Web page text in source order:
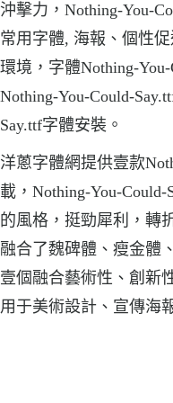
沖擊力，Nothing-You-
常用字體, 海報、個性
環境，字體Nothing-
Nothing-You-Could-
Say.ttf字體安裝。
洋蔥字體網提供壹款
載，Nothing-You-
的風格，挺勁犀利，轉
融合了魏碑體、瘦金體
壹個融合藝術性、創新
用于美術設計、宣傳海